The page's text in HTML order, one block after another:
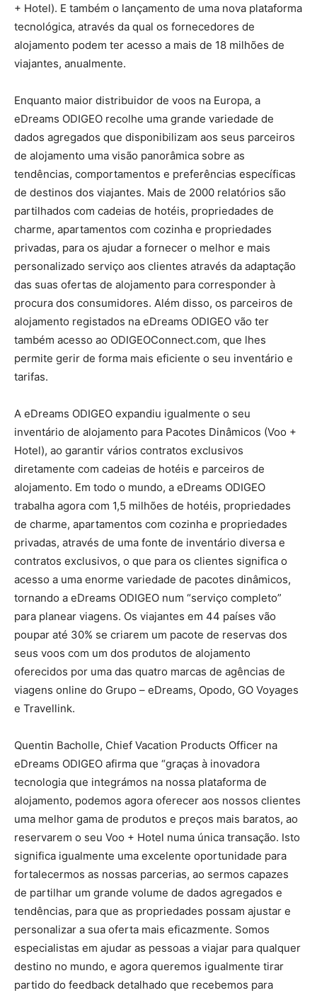
+ Hotel). E também o lançamento de uma nova plataforma
tecnológica, através da qual os fornecedores de
alojamento podem ter acesso a mais de 18 milhões de
viajantes, anualmente.
Enquanto maior distribuidor de voos na Europa, a
eDreams ODIGEO recolhe uma grande variedade de
dados agregados que disponibilizam aos seus parceiros
de alojamento uma visão panorâmica sobre as
tendências, comportamentos e preferências específicas
de destinos dos viajantes. Mais de 2000 relatórios são
partilhados com cadeias de hotéis, propriedades de
charme, apartamentos com cozinha e propriedades
privadas, para os ajudar a fornecer o melhor e mais
personalizado serviço aos clientes através da adaptação
das suas ofertas de alojamento para corresponder à
procura dos consumidores. Além disso, os parceiros de
alojamento registados na eDreams ODIGEO vão ter
também acesso ao ODIGEOConnect.com, que lhes
permite gerir de forma mais eficiente o seu inventário e
tarifas.
A eDreams ODIGEO expandiu igualmente o seu
inventário de alojamento para Pacotes Dinâmicos (Voo +
Hotel), ao garantir vários contratos exclusivos
diretamente com cadeias de hotéis e parceiros de
alojamento. Em todo o mundo, a eDreams ODIGEO
trabalha agora com 1,5 milhões de hotéis, propriedades
de charme, apartamentos com cozinha e propriedades
privadas, através de uma fonte de inventário diversa e
contratos exclusivos, o que para os clientes significa o
acesso a uma enorme variedade de pacotes dinâmicos,
tornando a eDreams ODIGEO num “serviço completo”
para planear viagens. Os viajantes em 44 países vão
poupar até 30% se criarem um pacote de reservas dos
seus voos com um dos produtos de alojamento
oferecidos por uma das quatro marcas de agências de
viagens online do Grupo – eDreams, Opodo, GO Voyages
e Travellink.
Quentin Bacholle, Chief Vacation Products Officer na
eDreams ODIGEO afirma que “graças à inovadora
tecnologia que integrámos na nossa plataforma de
alojamento, podemos agora oferecer aos nossos clientes
uma melhor gama de produtos e preços mais baratos, ao
reservarem o seu Voo + Hotel numa única transação. Isto
significa igualmente uma excelente oportunidade para
fortalecermos as nossas parcerias, ao sermos capazes
de partilhar um grande volume de dados agregados e
tendências, para que as propriedades possam ajustar e
personalizar a sua oferta mais eficazmente. Somos
especialistas em ajudar as pessoas a viajar para qualquer
destino no mundo, e agora queremos igualmente tirar
partido do feedback detalhado que recebemos para